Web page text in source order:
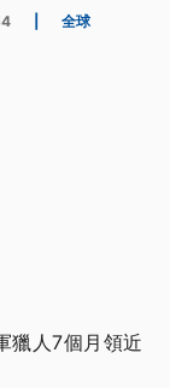
全球
獵人7個月領近